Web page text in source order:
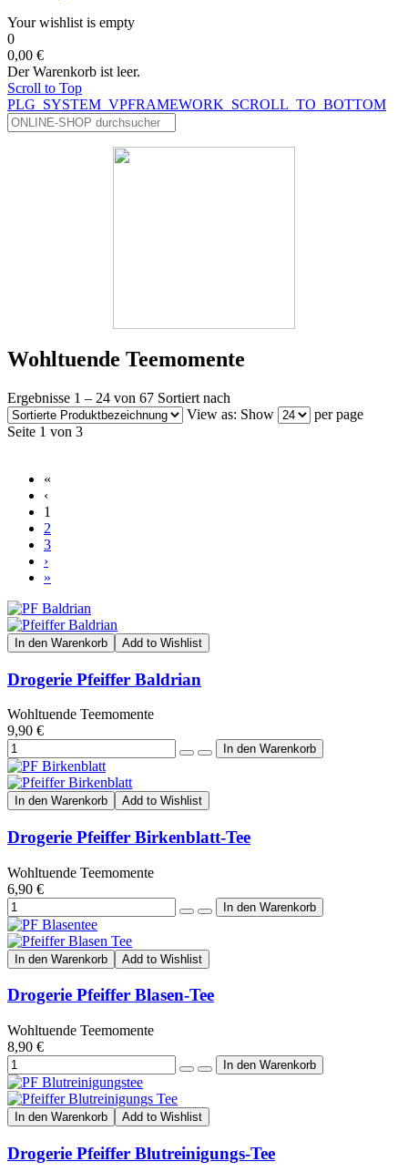
Your wishlist is empty
0
0,00 €
Der Warenkorb ist leer.
Scroll to Top
PLG_SYSTEM_VPFRAMEWORK_SCROLL_TO_BOTTOM
Wohltuende Teemomente
Ergebnisse 1 – 24 von 67 Sortiert nach
View as: Show
per page
Seite 1 von 3
«
‹
1
2
3
›
»
In den Warenkorb Add to Wishlist
Drogerie Pfeiffer Baldrian
Wohltuende Teemomente
9,90 €
In den Warenkorb Add to Wishlist
Drogerie Pfeiffer Birkenblatt-Tee
Wohltuende Teemomente
6,90 €
In den Warenkorb Add to Wishlist
Drogerie Pfeiffer Blasen-Tee
Wohltuende Teemomente
8,90 €
In den Warenkorb Add to Wishlist
Drogerie Pfeiffer Blutreinigungs-Tee